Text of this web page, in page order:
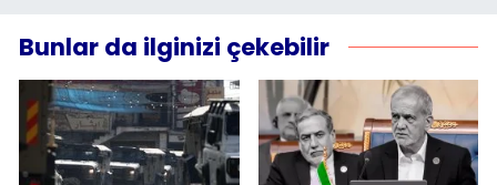
Bunlar da ilginizi çekebilir